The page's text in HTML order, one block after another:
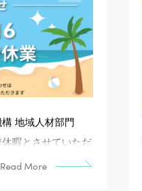
地域人材部門
暇とさせていただ
16日（水） 休暇中
Read More